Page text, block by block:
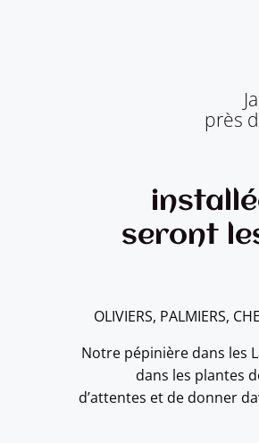
près
seront
OLIVIERS, PALMIERS,
Notre pépinière dans les
dans les plantes
d’attentes et de donner